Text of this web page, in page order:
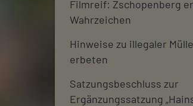
Filmreif: Zschopenberg
Wahrzeichen
Hinweise zu illegaler
erbeten
Satzungsbeschluss zur
Ergänzungssatzung